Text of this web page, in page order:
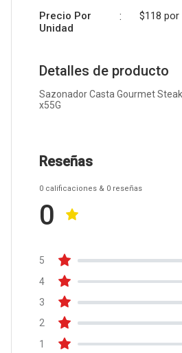
Precio Por
Unidad
: $118 por
Detalles de producto
Sazonador Casta Gourmet
x55G
Reseñas
0 calificaciones & 0 reseñas
0
5
4
3
2
1